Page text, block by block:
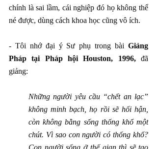
chính là sai lầm, cái nghiệp đó họ không thể
né được, dùng cách khoa học cũng vô ích.
- Tôi nhớ đại ý Sư phụ trong bài Giảng
Pháp tại Pháp hội Houston, 1996, đã
giảng:
Những người yêu cầu “chết an lạc”
không minh bạch, họ rồi sẽ hối hận,
còn không bằng sống thống khổ một
chút. Vì sao con người có thống khổ?